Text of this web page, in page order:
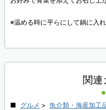
※温める時に平らにして鍋に入れ
関連
グルメ > 魚介類・海産加工